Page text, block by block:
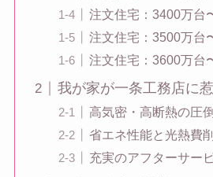
注文住宅：3400万台
注文住宅：3500万台
注文住宅：3600万台
我が家が一条工務店に
高気密・高断熱の圧
省エネ性能と光熱費
充実のアフターサー